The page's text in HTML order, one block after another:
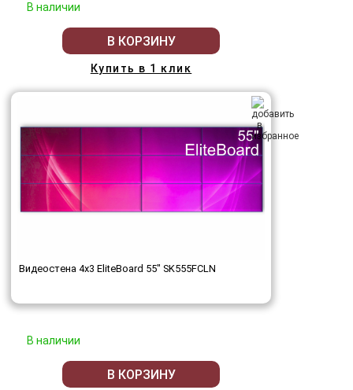
В наличии
В КОРЗИНУ
Купить в 1 клик
Видеостена 4x3 EliteBoard 55" SK555FCLN
В наличии
В КОРЗИНУ